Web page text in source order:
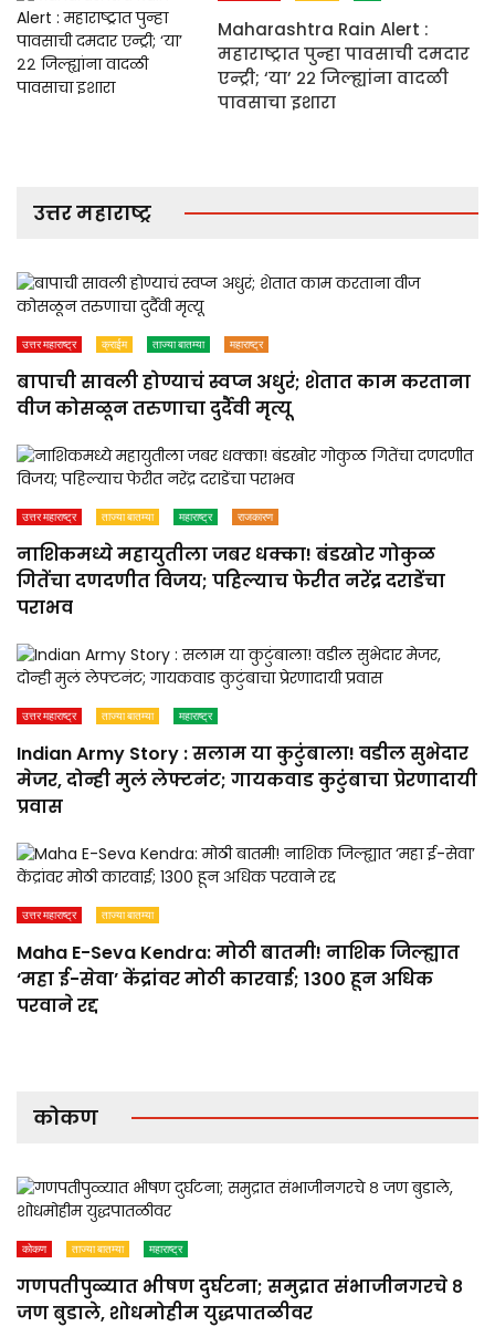
Maharashtra Rain Alert :
महाराष्ट्रात पुन्हा पावसाची दमदार
एन्ट्री; ‘या’ २२ जिल्ह्यांना वादळी
पावसाचा इशारा
उत्तर महाराष्ट्र
उत्तर महाराष्ट्र क्राईम ताज्या बातम्या महाराष्ट्र
बापाची सावली होण्याचं स्वप्न अधुरं; शेतात काम करताना
वीज कोसळून तरुणाचा दुर्दैवी मृत्यू
उत्तर महाराष्ट्र ताज्या बातम्या महाराष्ट्र राजकारण
नाशिकमध्ये महायुतीला जबर धक्का! बंडखोर गोकुळ
गितेंचा दणदणीत विजय; पहिल्याच फेरीत नरेंद्र दराडेंचा
पराभव
उत्तर महाराष्ट्र ताज्या बातम्या महाराष्ट्र
Indian Army Story : सलाम या कुटुंबाला! वडील सुभेदार
मेजर, दोन्ही मुलं लेफ्टनंट; गायकवाड कुटुंबाचा प्रेरणादायी
प्रवास
उत्तर महाराष्ट्र ताज्या बातम्या
Maha E-Seva Kendra: मोठी बातमी! नाशिक जिल्ह्यात
‘महा ई-सेवा’ केंद्रांवर मोठी कारवाई; 1300 हून अधिक
परवाने रद्द
कोकण
कोकण ताज्या बातम्या महाराष्ट्र
गणपतीपुळ्यात भीषण दुर्घटना; समुद्रात संभाजीनगरचे ८
जण बुडाले, शोधमोहीम युद्धपातळीवर